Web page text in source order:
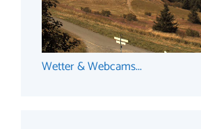
Wetter & Webcams...